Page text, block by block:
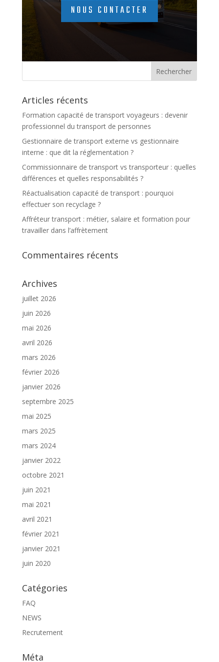
NOUS CONTACTER
Articles récents
Formation capacité de transport voyageurs : devenir
professionnel du transport de personnes
Gestionnaire de transport externe vs gestionnaire
interne : que dit la réglementation ?
Commissionnaire de transport vs transporteur : quelles
différences et quelles responsabilités ?
Réactualisation capacité de transport : pourquoi
effectuer son recyclage ?
Affréteur transport : métier, salaire et formation pour
travailler dans l’affrètement
Commentaires récents
Archives
juillet 2026
juin 2026
mai 2026
avril 2026
mars 2026
février 2026
janvier 2026
septembre 2025
mai 2025
mars 2025
mars 2024
janvier 2022
octobre 2021
juin 2021
mai 2021
avril 2021
février 2021
janvier 2021
juin 2020
Catégories
FAQ
NEWS
Recrutement
Méta